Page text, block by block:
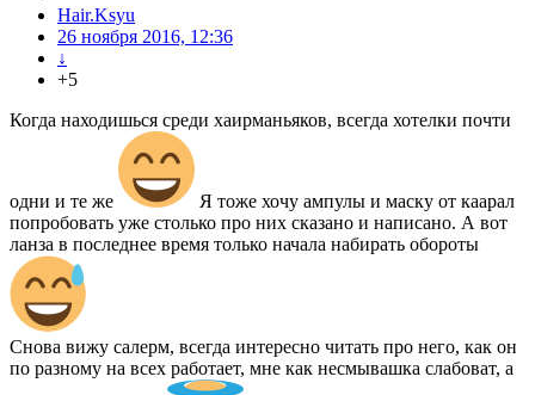
Hair.Ksyu
26 ноября 2016, 12:36
↓
+5
Когда находишься среди хаирманьяков, всегда хотелки почти
одни и те же
Я тоже хочу ампулы и маску от каарал
попробовать уже столько про них сказано и написано. А вот
ланза в последнее время только начала набирать обороты
Снова вижу салерм, всегда интересно читать про него, как он
по разному на всех работает, мне как несмывашка слабоват, а